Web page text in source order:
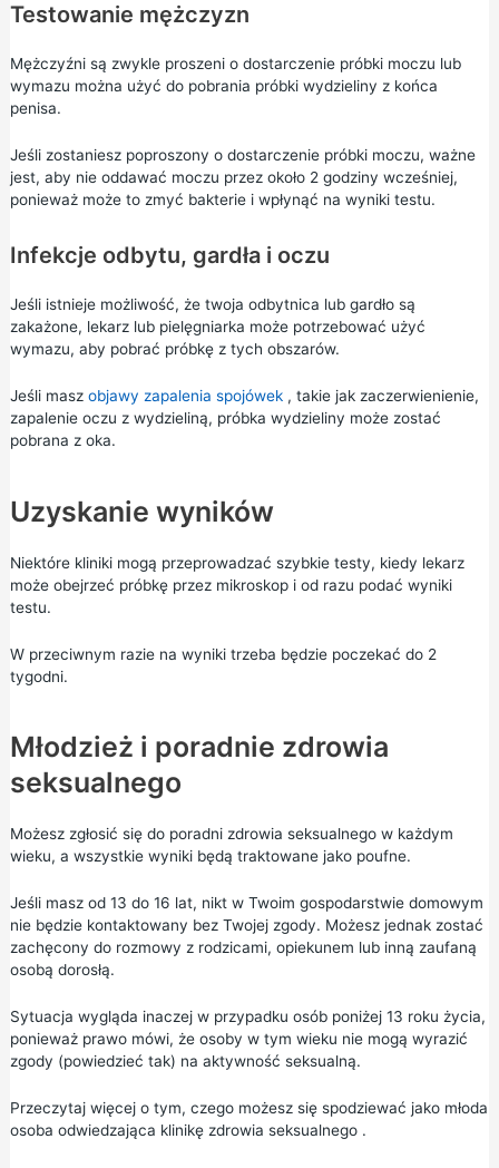
Testowanie mężczyzn
Mężczyźni są zwykle proszeni o dostarczenie próbki moczu lub
wymazu można użyć do pobrania próbki wydzieliny z końca
penisa.
Jeśli zostaniesz poproszony o dostarczenie próbki moczu, ważne
jest, aby nie oddawać moczu przez około 2 godziny wcześniej,
ponieważ może to zmyć bakterie i wpłynąć na wyniki testu.
Infekcje odbytu, gardła i oczu
Jeśli istnieje możliwość, że twoja odbytnica lub gardło są
zakażone, lekarz lub pielęgniarka może potrzebować użyć
wymazu, aby pobrać próbkę z tych obszarów.
Jeśli masz objawy zapalenia spojówek, takie jak zaczerwienienie,
zapalenie oczu z wydzieliną, próbka wydzieliny może zostać
pobrana z oka.
Uzyskanie wyników
Niektóre kliniki mogą przeprowadzać szybkie testy, kiedy lekarz
może obejrzeć próbkę przez mikroskop i od razu podać wyniki
testu.
W przeciwnym razie na wyniki trzeba będzie poczekać do 2
tygodni.
Młodzież i poradnie zdrowia
seksualnego
Możesz zgłosić się do poradni zdrowia seksualnego w każdym
wieku, a wszystkie wyniki będą traktowane jako poufne.
Jeśli masz od 13 do 16 lat, nikt w Twoim gospodarstwie domowym
nie będzie kontaktowany bez Twojej zgody. Możesz jednak zostać
zachęcony do rozmowy z rodzicami, opiekunem lub inną zaufaną
osobą dorosłą.
Sytuacja wygląda inaczej w przypadku osób poniżej 13 roku życia,
ponieważ prawo mówi, że osoby w tym wieku nie mogą wyrazić
zgody (powiedzieć tak) na aktywność seksualną.
Przeczytaj więcej o tym, czego możesz się spodziewać jako młoda
osoba odwiedzająca klinikę zdrowia seksualnego.